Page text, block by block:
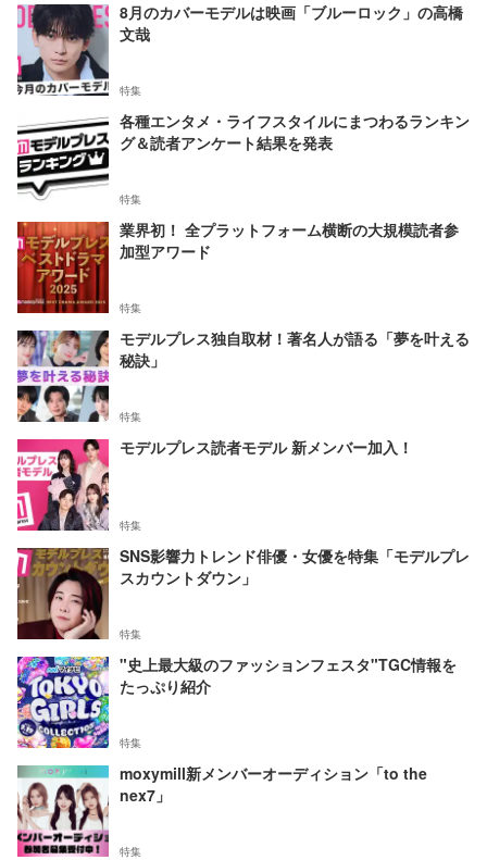
8月のカバーモデルは映画「ブルーロック」の高橋
文哉
特集
各種エンタメ・ライフスタイルにまつわるランキン
グ＆読者アンケート結果を発表
特集
業界初！ 全プラットフォーム横断の大規模読者参
加型アワード
特集
モデルプレス独自取材！著名人が語る「夢を叶える
秘訣」
特集
モデルプレス読者モデル 新メンバー加入！
特集
SNS影響力トレンド俳優・女優を特集「モデルプレ
スカウントダウン」
特集
"史上最大級のファッションフェスタ"TGC情報を
たっぷり紹介
特集
moxymill新メンバーオーディション「to the
nex7」
特集